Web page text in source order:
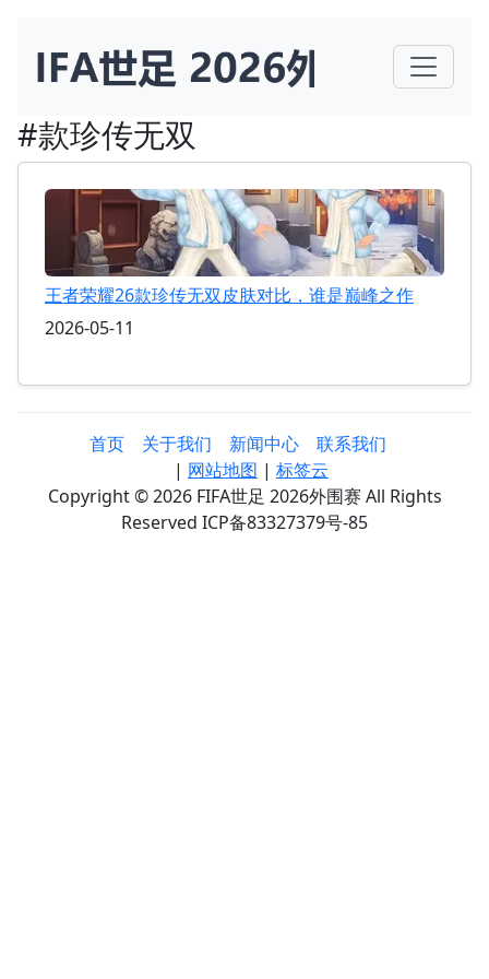
#款珍传无双
王者荣耀26款珍传无双皮肤对比，谁是巅峰之作
2026-05-11
首页 关于我们 新闻中心
联系我们
| 网站地图 | 标签云
Copyright © 2026 FIFA世足 2026外围赛 All Rights
Reserved ICP备83327379号-85